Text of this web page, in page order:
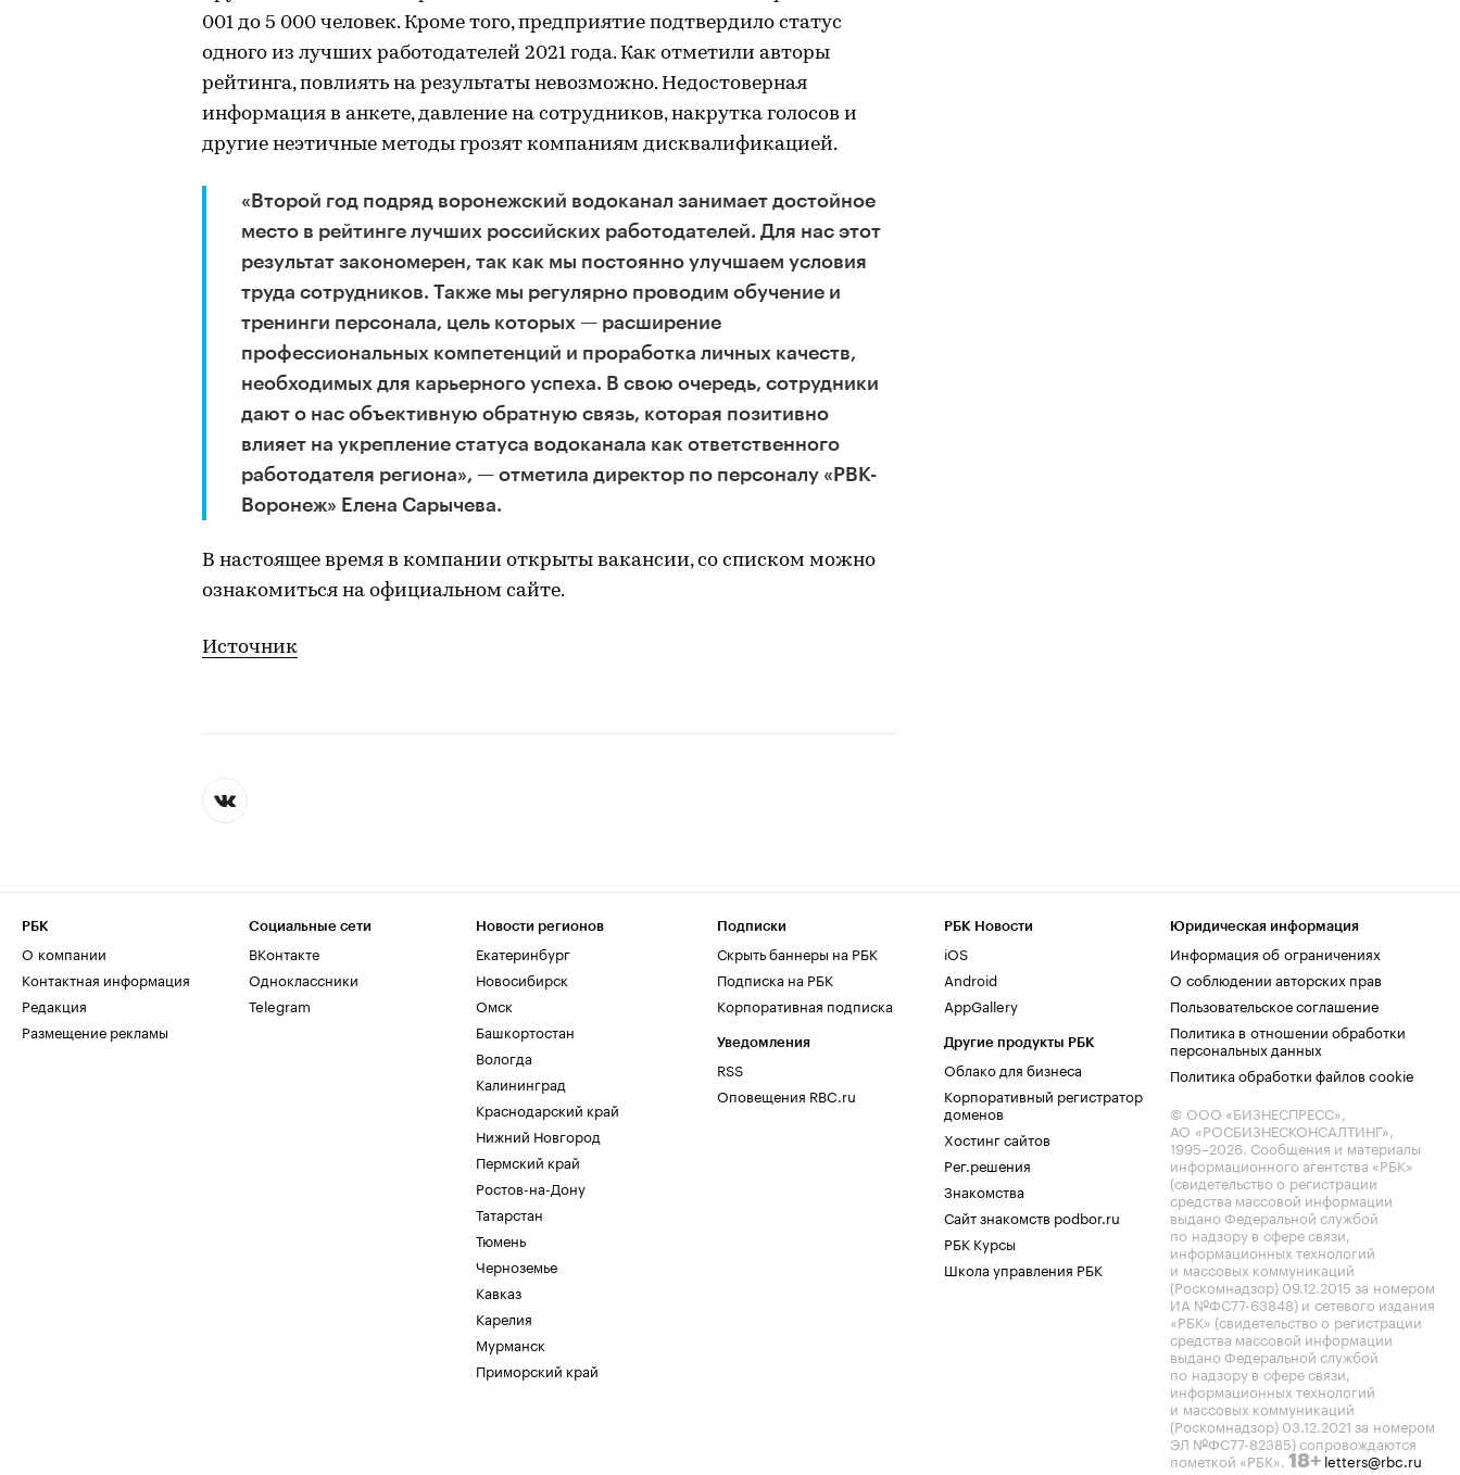
001 до 5 000 человек. Кроме того, предприятие подтвердило статус
одного из лучших работодателей 2021 года. Как отметили авторы
рейтинга, повлиять на результаты невозможно. Недостоверная
информация в анкете, давление на сотрудников, накрутка голосов и
другие неэтичные методы грозят компаниям дисквалификацией.
«Второй год подряд воронежский водоканал занимает достойное
место в рейтинге лучших российских работодателей. Для нас этот
результат закономерен, так как мы постоянно улучшаем условия
труда сотрудников. Также мы регулярно проводим обучение и
тренинги персонала, цель которых — расширение
профессиональных компетенций и проработка личных качеств,
необходимых для карьерного успеха. В свою очередь, сотрудники
дают о нас объективную обратную связь, которая позитивно
влияет на укрепление статуса водоканала как ответственного
работодателя региона», — отметила директор по персоналу «РВК-
Воронеж» Елена Сарычева.
В настоящее время в компании открыты вакансии, со списком можно
ознакомиться на официальном сайте.
Источник
РБК
О компании
Контактная информация
Редакция
Размещение рекламы
Социальные сети
ВКонтакте
Одноклассники
Telegram
Новости регионов
Екатеринбург
Новосибирск
Омск
Башкортостан
Вологда
Калининград
Краснодарский край
Нижний Новгород
Пермский край
Ростов-на-Дону
Татарстан
Тюмень
Черноземье
Кавказ
Карелия
Мурманск
Приморский край
Подписки
Скрыть баннеры на РБК
Подписка на РБК
Корпоративная подписка
Уведомления
RSS
Оповещения RBC.ru
РБК Новости
iOS
Android
AppGallery
Другие продукты РБК
Облако для бизнеса
Корпоративный регистратор
доменов
Хостинг сайтов
Рег.решения
Знакомства
Сайт знакомств podbor.ru
РБК Курсы
Школа управления РБК
Юридическая информация
Информация об ограничениях
О соблюдении авторских прав
Пользовательское соглашение
Политика в отношении обработки
персональных данных
Политика обработки файлов cookie
© ООО «БИЗНЕСПРЕСС»,
АО «РОСБИЗНЕСКОНСАЛТИНГ»,
1995–2026. Сообщения и материалы
информационного агентства «РБК»
(свидетельство о регистрации
средства массовой информации
выдано Федеральной службой
по надзору в сфере связи,
информационных технологий
и массовых коммуникаций
(Роскомнадзор) 09.12.2015 за номером
ИА №ФС77-63848) и сетевого издания
«РБК» (свидетельство о регистрации
средства массовой информации
выдано Федеральной службой
по надзору в сфере связи,
информационных технологий
и массовых коммуникаций
(Роскомнадзор) 03.12.2021 за номером
ЭЛ №ФС77-82385) сопровождаются
пометкой «РБК». 18+ letters@rbc.ru